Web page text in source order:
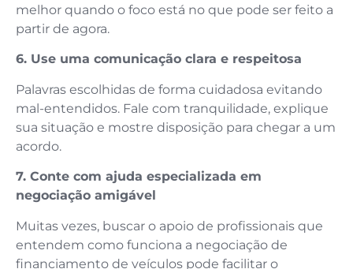
melhor quando o foco está no que pode ser feito a
partir de agora.
6. Use uma comunicação clara e respeitosa
Palavras escolhidas de forma cuidadosa evitando
mal-entendidos. Fale com tranquilidade, explique
sua situação e mostre disposição para chegar a um
acordo.
7. Conte com ajuda especializada em
negociação amigável
Muitas vezes, buscar o apoio de profissionais que
entendem como funciona a negociação de
financiamento de veículos pode facilitar o